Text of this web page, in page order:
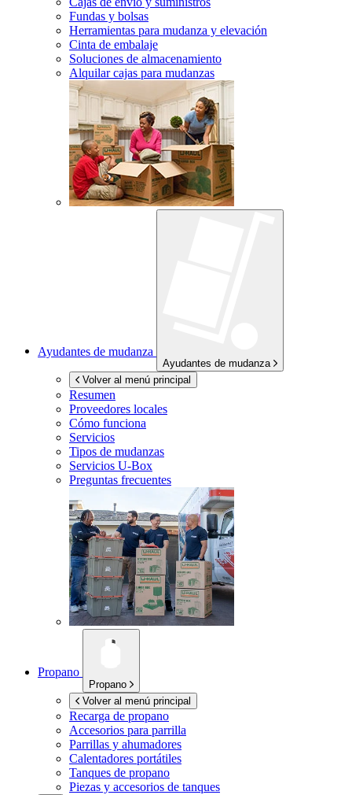
Fundas y bolsas
Herramientas para mudanza y elevación
Cinta de embalaje
Soluciones de almacenamiento
Alquilar cajas para mudanzas
Ayudantes de mudanza
Ayudantes de mudanza
Volver al menú principal
Resumen
Proveedores locales
Cómo funciona
Servicios
Tipos de mudanzas
Servicios U-Box
Preguntas frecuentes
Propano
Propano
Volver al menú principal
Recarga de propano
Accesorios para parrilla
Parrillas y ahumadores
Calentadores portátiles
Tanques de propano
Piezas y accesorios de tanques